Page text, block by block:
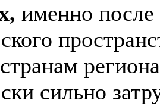
именно после
сильно